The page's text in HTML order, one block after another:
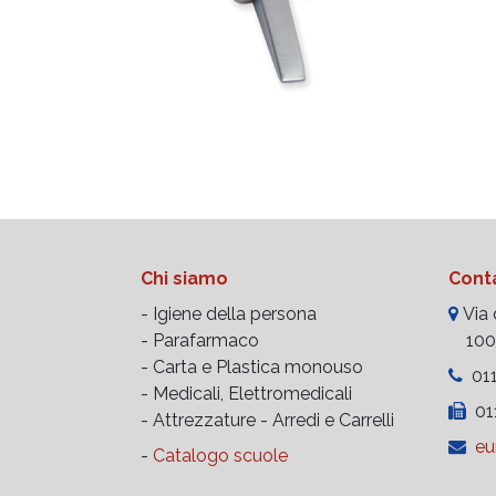
Chi siamo
- Igiene della persona
- Parafarmaco
- Carta e Plastica monouso
- Medicali, Elettromedicali
- Attrezzature - Arredi e Carrelli
- Catalogo scuole
Via